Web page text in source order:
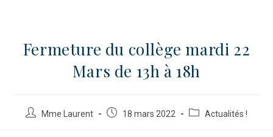
Fermeture du collège mardi 22
Mars de 13h à 18h
Mme Laurent 18 mars 2022 Actualités !